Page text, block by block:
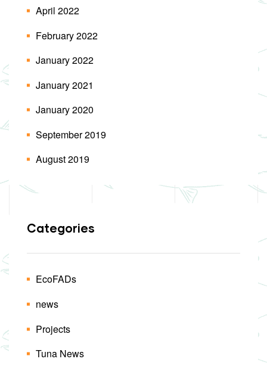
April 2022
February 2022
January 2022
January 2021
January 2020
September 2019
August 2019
Categories
EcoFADs
news
Projects
Tuna News